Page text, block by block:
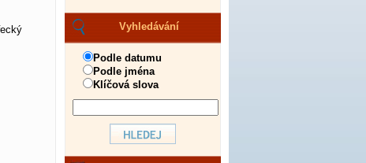
Vyhledávání
Podle datumu
Podle jména
Klíčová slova